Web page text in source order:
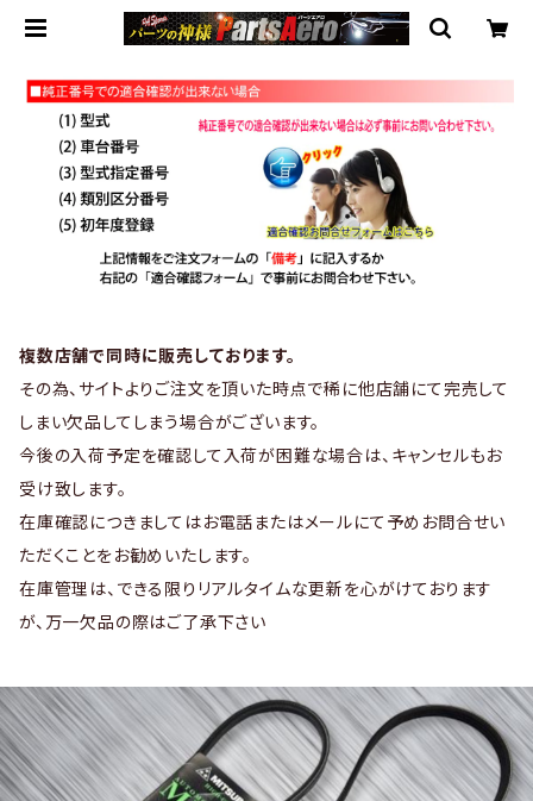
複数店舗で同時に販売しております。
その為、サイトよりご注文を頂いた時点で稀に他店舗にて完売して
しまい欠品してしまう場合がございます。
今後の入荷予定を確認して入荷が困難な場合は、キャンセルもお
受け致します。
在庫確認につきましてはお電話またはメールにて予めお問合せい
ただくことをお勧めいたします。
在庫管理は、できる限りリアルタイムな更新を心がけております
が、万一欠品の際はご了承下さい